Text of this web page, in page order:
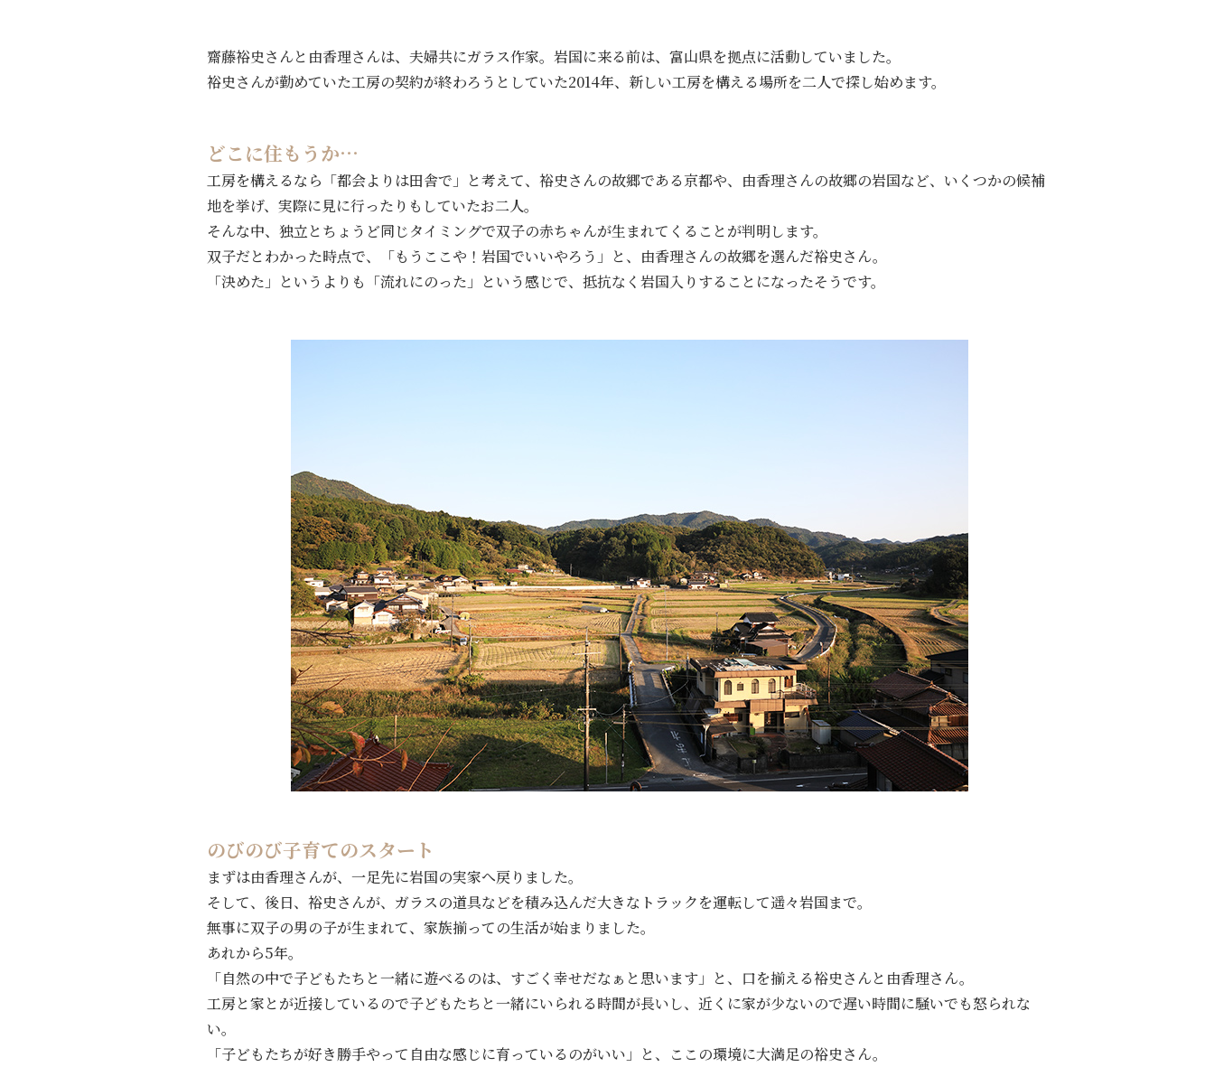
齋藤裕史さんと由香理さんは、夫婦共にガラス作家。岩国に来る前は、富山県を拠点に活動していました。
裕史さんが勤めていた工房の契約が終わろうとしていた2014年、新しい工房を構える場所を二人で探し始めます。
どこに住もうか…
工房を構えるなら「都会よりは田舎で」と考えて、裕史さんの故郷である京都や、由香理さんの故郷の岩国など、いくつかの候補
地を挙げ、実際に見に行ったりもしていたお二人。
そんな中、独立とちょうど同じタイミングで双子の赤ちゃんが生まれてくることが判明します。
双子だとわかった時点で、「もうここや！岩国でいいやろう」と、由香理さんの故郷を選んだ裕史さん。
「決めた」というよりも「流れにのった」という感じで、抵抗なく岩国入りすることになったそうです。
のびのび子育てのスタート
まずは由香理さんが、一足先に岩国の実家へ戻りました。
そして、後日、裕史さんが、ガラスの道具などを積み込んだ大きなトラックを運転して遥々岩国まで。
無事に双子の男の子が生まれて、家族揃っての生活が始まりました。
あれから5年。
「自然の中で子どもたちと一緒に遊べるのは、すごく幸せだなぁと思います」と、口を揃える裕史さんと由香理さん。
工房と家とが近接しているので子どもたちと一緒にいられる時間が長いし、近くに家が少ないので遅い時間に騒いでも怒られな
い。
「子どもたちが好き勝手やって自由な感じに育っているのがいい」と、ここの環境に大満足の裕史さん。